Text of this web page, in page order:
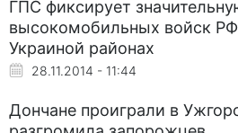
ГПС фиксирует
высокомобильных войск
Украиной районах
28.11.2014 - 11:44
Дончане проиграли в